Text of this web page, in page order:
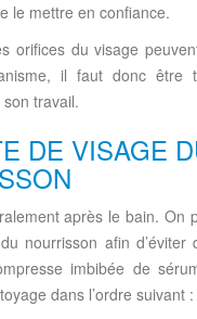
le mettre en confiance.
orifices du visage
il faut donc être
travail.
DE VISAGE
après le bain. On
nourrisson afin
imbibée de
dans l’ordre suivant :